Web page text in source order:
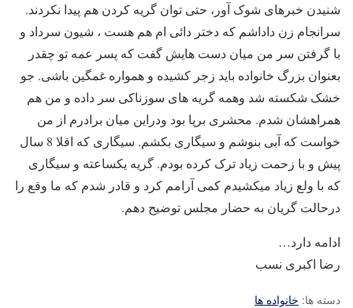
شنیدن خبرهای شوک آور، حتی توان گریه کردن هم پیدا نکردند.
سرانجام زن داداشم که دختر دائی ام هم هست ، شیون سرداد و
با گرفتن سر من میان دست هایش گفت که پسر عمه تو چقدر
بعنوان بزرگ خانواده باید زجر کشیده و همواره غمگین باشی. جو
خشک شکسته شد وهمه گریه های سوزناکی سر داده و من هم
همراهشان شدم. محشری برپا بود ودراین میان برادرم از من
خواست که آبی بنوشم و سیگاری بکشم. سیگاری که اقلا 8 سال
پیش و با زحمت زیاد ترک کرده بودم. گریه یکساعته و سیگاری
که با ولع زیاد میکشیدم کمی آرامم کرد و قادر شدم که ما وقع را
درحالت گریان به حضار مجلس توضیح دهم.
ادامه دارد…
رضا اکبری نسب
دسته ها: خانواده ها